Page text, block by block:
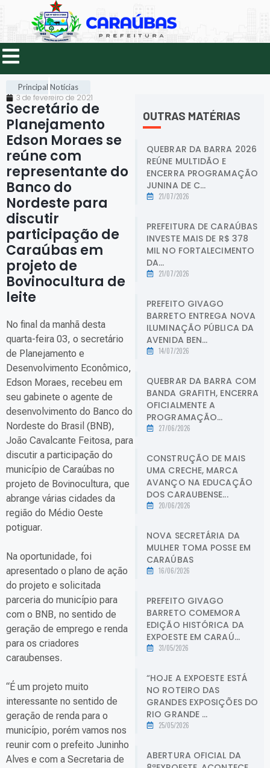
Principal Notícias
3 de fevereiro de 2021
Secretário de
Planejamento
Edson Moraes se
reúne com
representante do
Banco do
Nordeste para
discutir
participação de
Caraúbas em
projeto de
Bovinocultura de
leite
No final da manhã desta
quarta-feira 03, o secretário
de Planejamento e
Desenvolvimento Econômico,
Edson Moraes, recebeu em
seu gabinete o agente de
desenvolvimento do Banco do
Nordeste do Brasil (BNB),
João Cavalcante Feitosa, para
discutir a participação do
município de Caraúbas no
projeto de Bovinocultura, que
abrange várias cidades da
região do Médio Oeste
potiguar.
Na oportunidade, foi
apresentado o plano de ação
do projeto e solicitada
parceria do município para
com o BNB, no sentido de
geração de emprego e renda
para os criadores
caraubenses.
“É um projeto muito
interessante no sentido de
geração de renda para o
município, porém vamos nos
reunir com o prefeito Juninho
Alves e com a Secretaria de
OUTRAS MATÉRIAS
QUEBRAR DA BARRA 2026
REÚNE MULTIDÃO E
ENCERRA PROGRAMAÇÃO
JUNINA DE C...
21/07/2026
PREFEITURA DE CARAÚBAS
INVESTE MAIS DE R$ 378
MIL NO FORTALECIMENTO
DA...
21/07/2026
PREFEITO GIVAGO
BARRETO ENTREGA NOVA
ILUMINAÇÃO PÚBLICA DA
AVENIDA BEN...
14/07/2026
QUEBRAR DA BARRA COM
BANDA GRAFITH, ENCERRA
OFICIALMENTE A
PROGRAMAÇÃO...
27/06/2026
CONSTRUÇÃO DE MAIS
UMA CRECHE, MARCA
AVANÇO NA EDUCAÇÃO
DOS CARAUBENSE...
20/06/2026
NOVA SECRETÁRIA DA
MULHER TOMA POSSE EM
CARAÚBAS
16/06/2026
PREFEITO GIVAGO
BARRETO COMEMORA
EDIÇÃO HISTÓRICA DA
EXPOESTE EM CARAÚ...
31/05/2026
“HOJE A EXPOESTE ESTÁ
NO ROTEIRO DAS
GRANDES EXPOSIÇÕES DO
RIO GRANDE ...
25/05/2026
ABERTURA OFICIAL DA